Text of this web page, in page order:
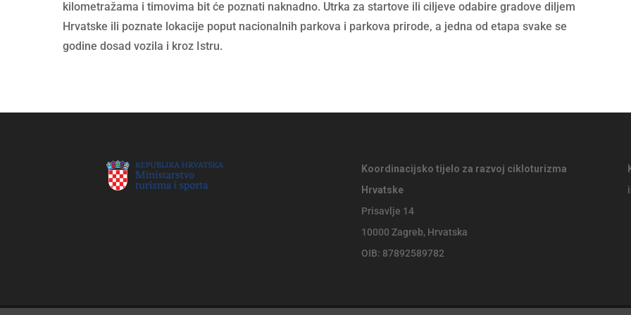
kilometražama i timovima bit će poznati naknadno. Utrka za startove ili ciljeve odabire gradove diljem
Hrvatske ili poznate lokacije poput nacionalnih parkova i parkova prirode, a jedna od etapa svake se
godine dosad vozila i kroz Istru.
Koordinacijsko tijelo za razvoj cikloturizma
Hrvatske
Prisavlje 14
10000 Zagreb, Hrvatska
OIB: 87892589782